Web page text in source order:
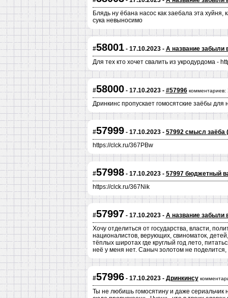
Блядь ну ёбана насос как заебала эта хуйня,
сука невыносимо
#58001- 17.10.2023 - А название забыли
Для тех кто хочет свалить из укродурдома -
#58000- 17.10.2023 - #57996 комментариев:
Дринкинс пропускает гомосятские заёбы для
#57999- 17.10.2023 - 57992 смысл заёба
https://clck.ru/367PBw
#57998- 17.10.2023 - 57997 бюджетный
https://clck.ru/367Nik
#57997 - 17.10.2023 - А название забыли
Хочу отделиться от государства, власти,
националистов, верующих, свиноматок,
тёплых широтах где круглый год лето,
неё у меня нет. Саныч золотом не
#57996- 17.10.2023 - Дринкинсу
Ты не любишь гомосятину и даже сериальчик